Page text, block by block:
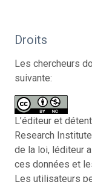
Droits
Les chercheurs
suivante:
L’éditeur et
Research
de la loi, léditeur
ces données et
Les utilisateurs